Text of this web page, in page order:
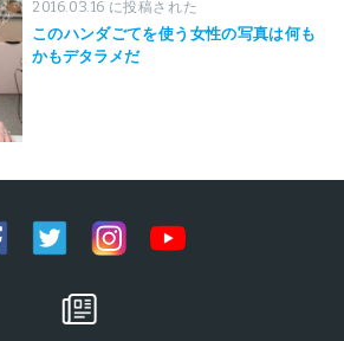
2016.03.16 に投稿された
このハンダごてを使う女性の写真は何も
かもデタラメだ